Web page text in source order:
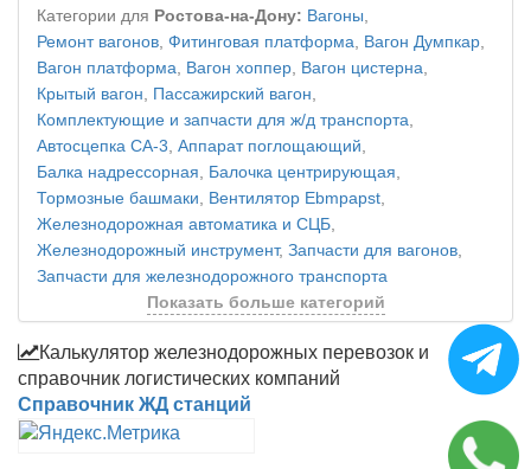
Категории для Ростова-на-Дону: Вагоны,
Ремонт вагонов, Фитинговая платформа, Вагон Думпкар,
Вагон платформа, Вагон хоппер, Вагон цистерна,
Крытый вагон, Пассажирский вагон,
Комплектующие и запчасти для ж/д транспорта,
Автосцепка СА-3, Аппарат поглощающий,
Балка надрессорная, Балочка центрирующая,
Тормозные башмаки, Вентилятор Ebmpapst,
Железнодорожная автоматика и СЦБ,
Железнодорожный инструмент, Запчасти для вагонов,
Запчасти для железнодорожного транспорта
Показать больше категорий
Калькулятор железнодорожных перевозок и
справочник логистических компаний
Справочник ЖД станций